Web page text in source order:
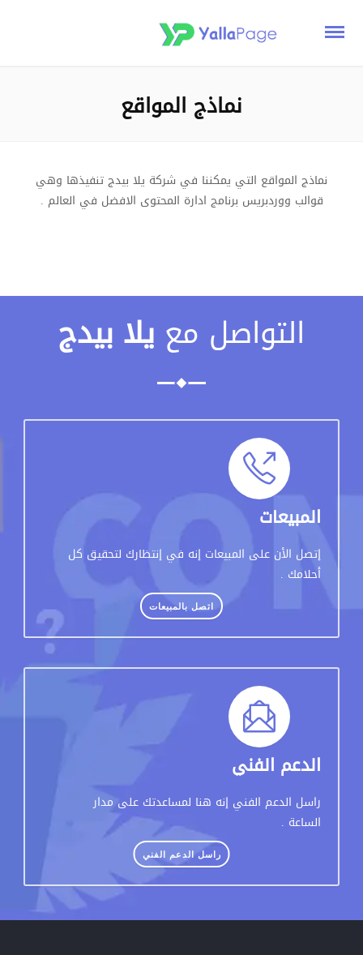
نماذج المواقع
نماذج المواقع التي يمكننا في شركة يلا بيدج تنفيذها وهي
قوالب ووردبريس برنامج ادارة المحتوى الافضل في العالم .
التواصل مع يلا بيدج
المبيعات
إتصل الأن على المبيعات إنه في إنتظارك لتحقيق كل
أحلامك .
اتصل بالمبيعات
الدعم الفني
راسل الدعم الفني إنه هنا لمساعدتك على مدار
الساعة .
راسل الدعم الفني